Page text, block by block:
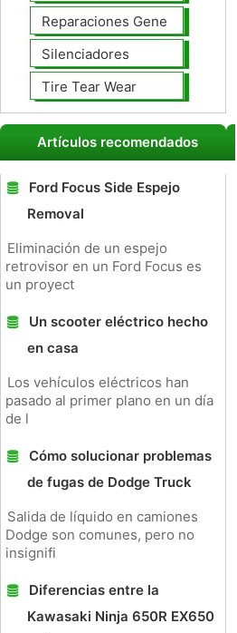
Reparaciones Generales
Silenciadores
Tire Tear Wear
Artículos recomendados
Ford Focus Side Espejo
Removal
Eliminación de un espejo
retrovisor en un Ford Focus es
un proyect
Un scooter eléctrico hecho
en casa
Los vehículos eléctricos han
pasado al primer plano en un día
de l
Cómo solucionar problemas
de fugas de Dodge Truck
Salida de líquido en camiones
Dodge son comunes, pero no
insignifi
Diferencias entre la
Kawasaki Ninja 650R EX650